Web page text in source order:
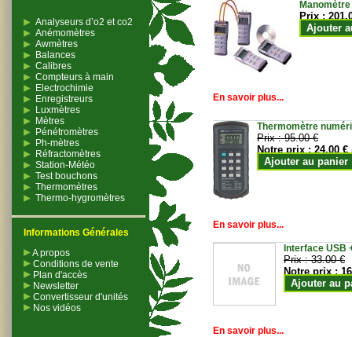
Analyseurs d’o2 et co2
Anémomètres
Awmètres
Balances
Calibres
Compteurs à main
Electrochimie
Enregistreurs
Luxmètres
Mètres
Pénétromètres
Ph-mètres
Réfractomètres
Station-Météo
Test bouchons
Thermomètres
Thermo-hygromètres
Informations Générales
A propos
Conditions de vente
Plan d'accès
Newsletter
Convertisseur d'unités
Nos vidéos
Prix :
Ajouter
En savoir plus...
Thermomètre
Prix :95.00 €
Notre prix :24.00 €
Ajouter au panier
En savoir plus...
Interface USB
Prix :33.00 €
Notre prix :
Ajouter au
En savoir plus...